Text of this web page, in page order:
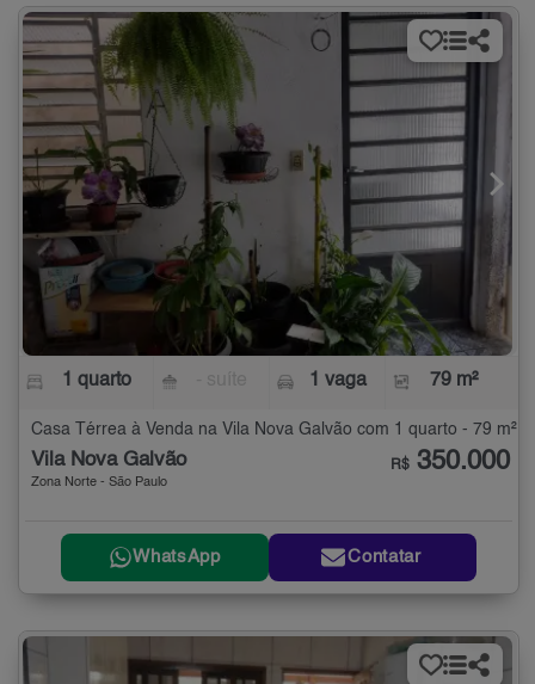
1 quarto 1 vaga 79 m²
Casa Térrea à Venda na Vila Nova Galvão com 1 quarto - 79 m²
Vila Nova Galvão
Zona Norte - São Paulo
R$ 350.000
WhatsApp Contatar